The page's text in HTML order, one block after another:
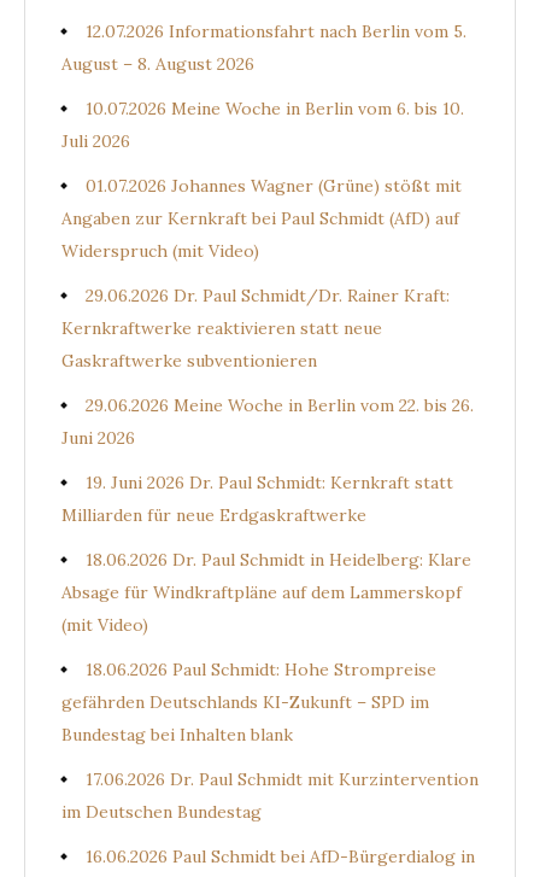
12.07.2026 Informationsfahrt nach Berlin vom 5.
August – 8. August 2026
10.07.2026 Meine Woche in Berlin vom 6. bis 10.
Juli 2026
01.07.2026 Johannes Wagner (Grüne) stößt mit
Angaben zur Kernkraft bei Paul Schmidt (AfD) auf
Widerspruch (mit Video)
29.06.2026 Dr. Paul Schmidt/Dr. Rainer Kraft:
Kernkraftwerke reaktivieren statt neue
Gaskraftwerke subventionieren
29.06.2026 Meine Woche in Berlin vom 22. bis 26.
Juni 2026
19. Juni 2026 Dr. Paul Schmidt: Kernkraft statt
Milliarden für neue Erdgaskraftwerke
18.06.2026 Dr. Paul Schmidt in Heidelberg: Klare
Absage für Windkraftpläne auf dem Lammerskopf
(mit Video)
18.06.2026 Paul Schmidt: Hohe Strompreise
gefährden Deutschlands KI-Zukunft – SPD im
Bundestag bei Inhalten blank
17.06.2026 Dr. Paul Schmidt mit Kurzintervention
im Deutschen Bundestag
16.06.2026 Paul Schmidt bei AfD-Bürgerdialog in